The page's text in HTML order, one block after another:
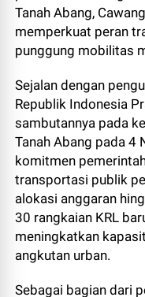
Tanah Abang,
memperkuat peran
punggung mobilitas
Sejalan dengan
Republik Indonesia
sambutannya pada
Tanah Abang pada 4
komitmen
transportasi publik
alokasi anggaran
30 rangkaian KRL
meningkatkan
angkutan urban.
Sebagai bagian dari